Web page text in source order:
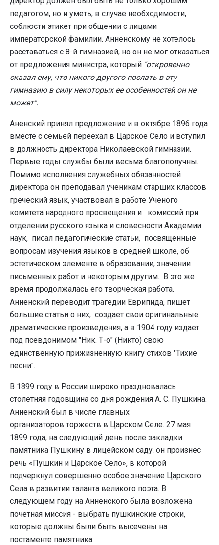
педагогом, но и уметь, в случае необходимости,
соблюсти этикет при общении с лицами
императорской фамилии. Анненскому не хотелось
расставаться с 8-й гимназией, но он не мог отказаться
от предложения министра, который "откровенно
сказал ему, что никого другого послать в эту
гимназию в силу некоторых ее особенностей он не
может".
Аненский принял предложение и в октябре 1896 года
вместе с семьей переехал в Царское Село и вступил
в должность директора Николаевской гимназии.
Первые годы службы были весьма благополучны.
Помимо исполнения служебных обязанностей
директора он преподавал ученикам старших классов
греческий язык, участвовал в работе Ученого
комитета народного просвещения и комиссий при
отделении русского языка и словесности Академии
наук, писал педагогические статьи, посвященные
вопросам изучения языков в средней школе, об
эстетическом элементе в образовании, значении
письменных работ и некоторым другим. В это же
время продолжалась его творческая работа.
Анненский переводит трагедии Еврипида, пишет
большие статьи о них, создает свои оригинальные
драматические произведения, а в 1904 году издает
под псевдонимом "Ник. Т-о" (Никто) свою
единственную прижизненную книгу стихов "Тихие
песни".
В 1899 году в России широко праздновалась
столетняя годовщина со дня рождения А. С. Пушкина.
Анненский был в числе главных
организаторов торжеств в Царском Селе. 27 мая
1899 года, на следующий день после закладки
памятника Пушкину в лицейском саду, он произнес
речь «Пушкин и Царское Село», в которой
подчеркнул совершенно особое значение Царского
Села в развитии таланта великого поэта. В
следующем году на Анненского была возложена
почетная миссия - выбрать пушкинские строки,
которые должны были быть высечены на
постаменте памятника.